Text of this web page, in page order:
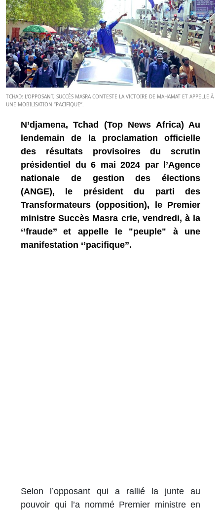
TCHAD: L'OPPOSANT, SUCCÈS MASRA CONTESTE LA VICTOIRE DE MAHAMAT ET APPELLE À
UNE MOBILISATION ‘’PACIFIQUE’’.
N’djamena, Tchad (Top News Africa) Au
lendemain de la proclamation officielle
des résultats provisoires du scrutin
présidentiel du 6 mai 2024 par l’Agence
nationale de gestion des élections
(ANGE), le président du parti des
Transformateurs (opposition), le Premier
ministre Succès Masra crie, vendredi, à la
‘’fraude’’ et appelle le "peuple" à une
manifestation ‘’pacifique’’.
Selon l’opposant qui a rallié la junte au
pouvoir qui l’a nommé Premier ministre en